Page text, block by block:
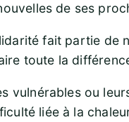
de ses
fait partie de
toute la
vulnérables ou
liée à la